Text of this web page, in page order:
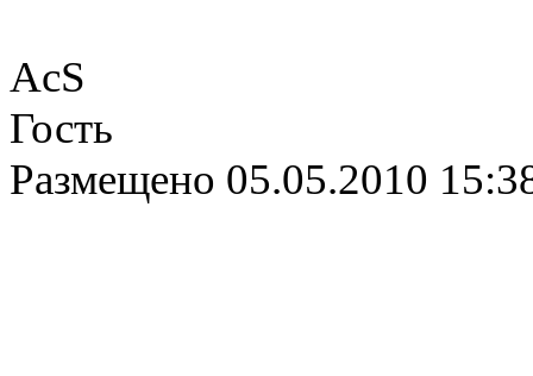
AcS
Гость
Размещено 05.05.2010